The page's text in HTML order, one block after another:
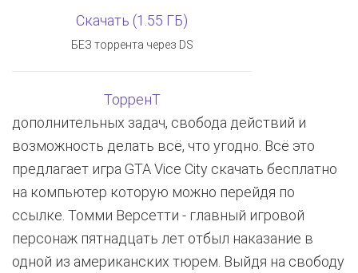
Скачать (1.55 ГБ)
БЕЗ торрента через DS
ТорренТ
дополнительных задач, свобода действий и
возможность делать всё, что угодно. Всё это
предлагает игра GTA Vice City скачать бесплатно
на компьютер которую можно перейдя по
ссылке. Томми Версетти - главный игровой
персонаж пятнадцать лет отбыл наказание в
одной из американских тюрем. Выйдя на свободу